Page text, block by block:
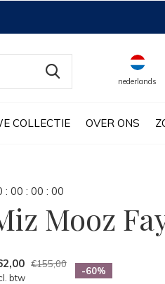
COLLECTIE OVER ONS
nederlands
: 00 : 00 : 00
Mooz
€155,00
btw
-60%